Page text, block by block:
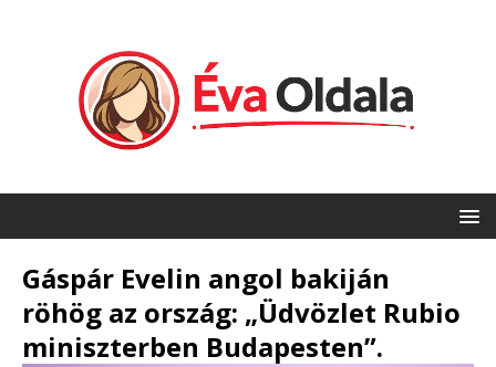
Gáspár Evelin angol bakiján
röhög az ország: „Üdvözlet Rubio
miniszterben Budapesten”.